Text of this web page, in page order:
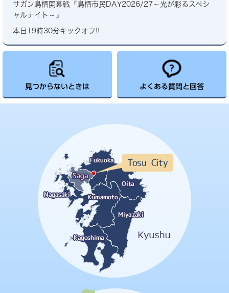
サガン鳥栖開幕戦『鳥栖市民DAY2026/27～光が彩るスペシ
ャルナイト～』
本日19時30分キックオフ!!
見つからないときは よくある質問と回答